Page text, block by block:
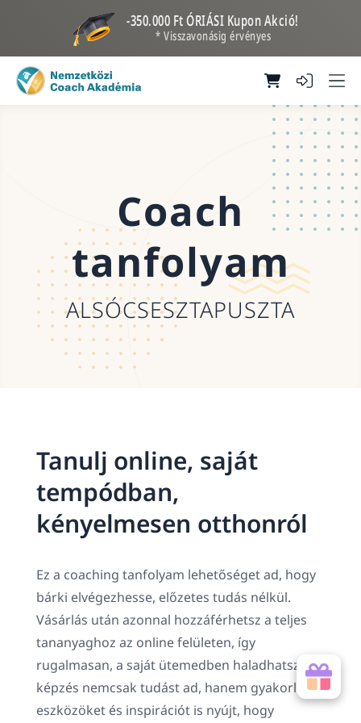
-350.000 Ft ÓRIÁSI Kupon Akció!
* Visszavonásig érvényes
Coach
tanfolyam
ALSÓCSESZTAPUSZTA
Tanulj online, saját
tempódban,
kényelmesen otthonról
Ez a coaching tanfolyam lehetőséget ad, hogy
bárki elvégezhesse, előzetes tudás nélkül.
Vásárlás után azonnal hozzáférhetsz a teljes
tananyaghoz az online felületen, így
rugalmasan, a saját ütemedben haladhatsz. A
képzés nemcsak tudást ad, hanem gyakorlati
eszközöket és inspirációt is nyújt, hogy